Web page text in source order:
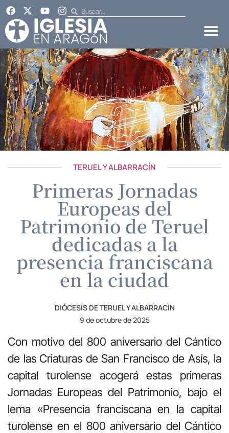
TERUEL Y ALBARRACÍN
Primeras Jornadas
Europeas del
Patrimonio de Teruel
dedicadas a la
presencia franciscana
en la ciudad
DIÓCESIS DE TERUEL Y ALBARRACÍN
9 de octubre de 2025
Con motivo del 800 aniversario del Cántico
de las Criaturas de San Francisco de Asís, la
capital turolense acogerá estas primeras
Jornadas Europeas del Patrimonio, bajo el
lema «Presencia franciscana en la capital
turolense en el 800 aniversario del Cántico